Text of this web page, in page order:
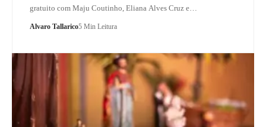
gratuito com Maju Coutinho, Eliana Alves Cruz e…
Alvaro Tallarico5 Min Leitura